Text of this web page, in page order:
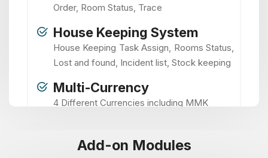
Order, Room Status, Trace
House Keeping System
House Keeping Task Assign, Rooms Status,
Lost and found, Incident list, Stock keeping
Multi-Currency
4 Different Currencies including MMK
Add-on Modules